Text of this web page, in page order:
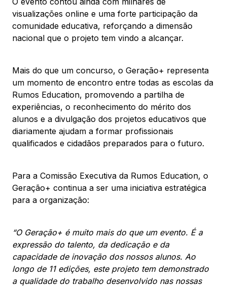
visualizações online e uma forte participação da
comunidade educativa, reforçando a dimensão
nacional que o projeto tem vindo a alcançar.
Mais do que um concurso, o Geração+ representa
um momento de encontro entre todas as escolas da
Rumos Education, promovendo a partilha de
experiências, o reconhecimento do mérito dos
alunos e a divulgação dos projetos educativos que
diariamente ajudam a formar profissionais
qualificados e cidadãos preparados para o futuro.
Para a Comissão Executiva da Rumos Education, o
Geração+ continua a ser uma iniciativa estratégica
para a organização:
“O Geração+ é muito mais do que um evento. É a
expressão do talento, da dedicação e da
capacidade de inovação dos nossos alunos. Ao
longo de 11 edições, este projeto tem demonstrado
a qualidade do trabalho desenvolvido nas nossas